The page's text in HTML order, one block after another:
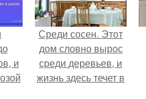
и
Среди сосен. Этот
дом словно вырос
среди деревьев, и
жизнь здесь течет в